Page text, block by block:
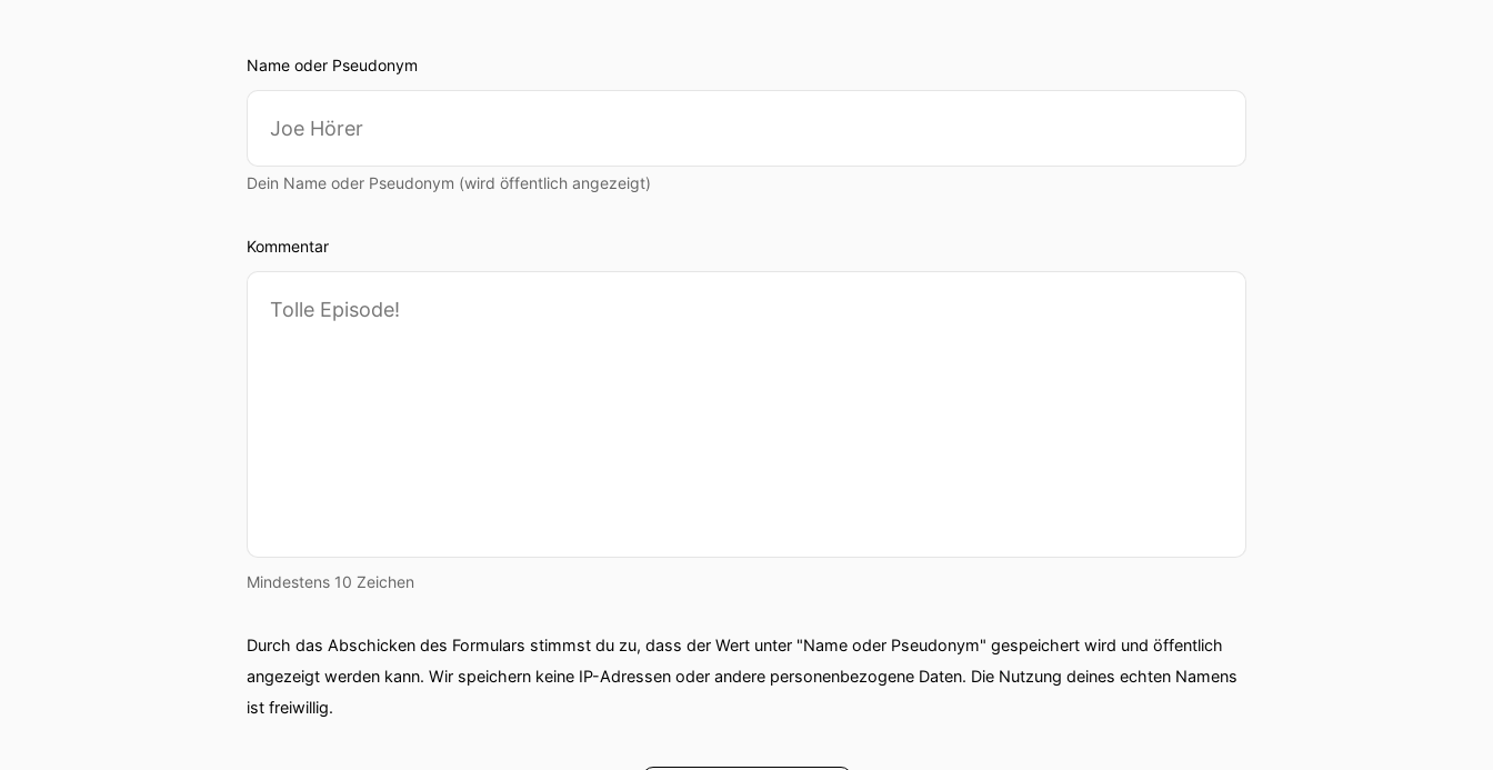
Name oder Pseudonym
Dein Name oder Pseudonym (wird öffentlich angezeigt)
Kommentar
Mindestens 10 Zeichen
Durch das Abschicken des Formulars stimmst du zu, dass der Wert unter "Name oder Pseudonym" gespeichert wird und öffentlich
angezeigt werden kann. Wir speichern keine IP-Adressen oder andere personenbezogene Daten. Die Nutzung deines echten Namens
ist freiwillig.